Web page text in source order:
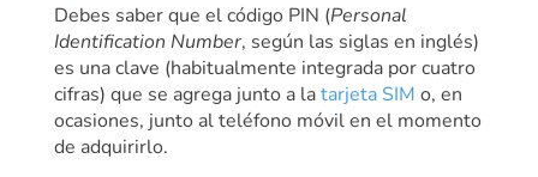
Debes saber que el código PIN (Personal
Identification Number, según las siglas en inglés)
es una clave (habitualmente integrada por cuatro
cifras) que se agrega junto a latarjeta SIM o, en
ocasiones, junto al teléfono móvil en el momento
de adquirirlo.